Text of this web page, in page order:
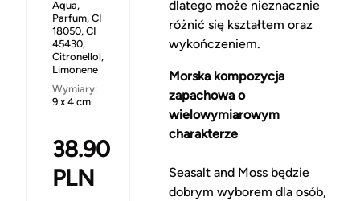
Aqua,
Parfum, CI
18050, CI
45430,
Citronellol,
Limonene
Wymiary:
9 x 4 cm
38.90
PLN
dlatego może nieznacznie
różnić się kształtem oraz
wykończeniem.
Morska kompozycja
zapachowa o
wielowymiarowym
charakterze
Seasalt and Moss będzie
dobrym wyborem dla osób,